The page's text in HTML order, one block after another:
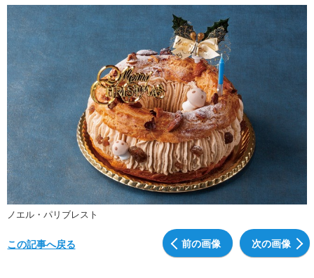
ノエル・パリブレスト
前の画像 次の画像
この記事へ戻る